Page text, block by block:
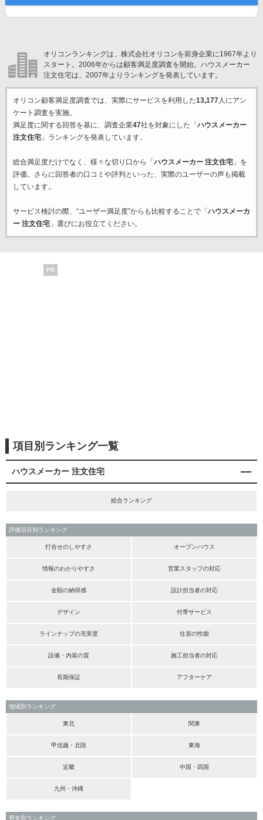
オリコンランキングは、株式会社オリコンを前身企業に1967年より
スタート。2006年からは顧客満足度調査を開始。ハウスメーカー
注文住宅は、2007年よりランキングを発表しています。
オリコン顧客満足度調査では、実際にサービスを利用した13,177人にアン
ケート調査を実施。
満足度に関する回答を基に、調査企業47社を対象にした「 ハウスメーカー
注文住宅」ランキングを発表しています。
総合満足度だけでなく、様々な切り口から「 ハウスメーカー 注文住宅」を
評価。さらに回答者の口コミや評判といった、実際のユーザーの声も掲載
しています。
サービス検討の際、“ユーザー満足度”からも比較することで「 ハウスメーカ
ー 注文住宅」選びにお役立てください。
PR
項目別ランキング一覧
ハウスメーカー 注文住宅
総合ランキング
評価項目別ランキング
打合せのしやすさ オープンハウス
情報のわかりやすさ 営業スタッフの対応
金額の納得感 設計担当者の対応
デザイン 付帯サービス
ラインナップの充実度 住居の性能
設備・内装の質 施工担当者の対応
長期保証 アフターケア
地域別ランキング
東北 関東
甲信越・北陸 東海
近畿 中国・四国
九州・沖縄
男女別ランキング